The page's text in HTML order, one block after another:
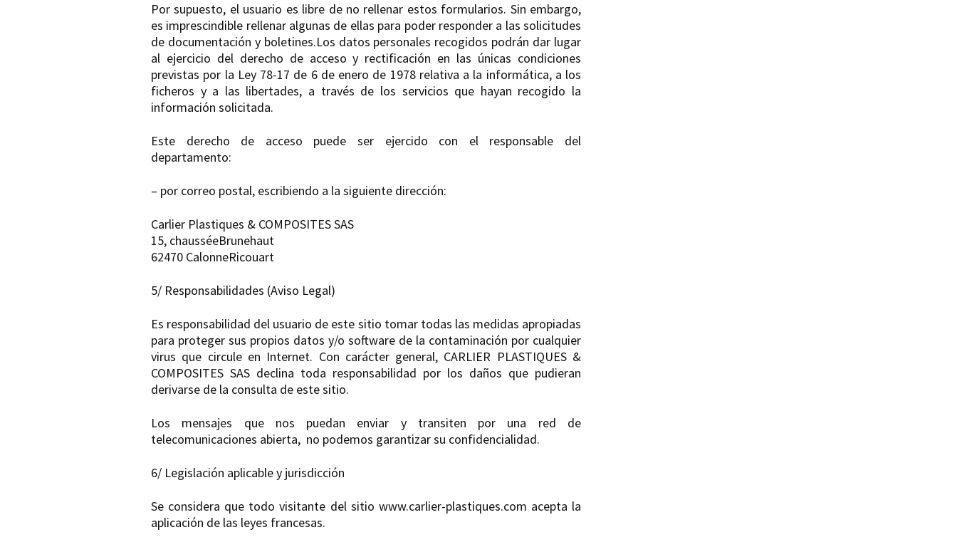
Por supuesto, el usuario es libre de no rellenar estos formularios. Sin embargo,
es imprescindible rellenar algunas de ellas para poder responder a las solicitudes
de documentación y boletines.Los datos personales recogidos podrán dar lugar
al ejercicio del derecho de acceso y rectificación en las únicas condiciones
previstas por la Ley 78-17 de 6 de enero de 1978 relativa a la informática, a los
ficheros y a las libertades, a través de los servicios que hayan recogido la
información solicitada.
Este derecho de acceso puede ser ejercido con el responsable del
departamento:
– por correo postal, escribiendo a la siguiente dirección:
Carlier Plastiques & COMPOSITES SAS
15, chausséeBrunehaut
62470 CalonneRicouart
5/ Responsabilidades (Aviso Legal)
Es responsabilidad del usuario de este sitio tomar todas las medidas apropiadas
para proteger sus propios datos y/o software de la contaminación por cualquier
virus que circule en Internet. Con carácter general, CARLIER PLASTIQUES &
COMPOSITES SAS declina toda responsabilidad por los daños que pudieran
derivarse de la consulta de este sitio.
Los mensajes que nos puedan enviar y transiten por una red de
telecomunicaciones abierta, no podemos garantizar su confidencialidad.
6/ Legislación aplicable y jurisdicción
Se considera que todo visitante del sitio www.carlier-plastiques.com acepta la
aplicación de las leyes francesas.